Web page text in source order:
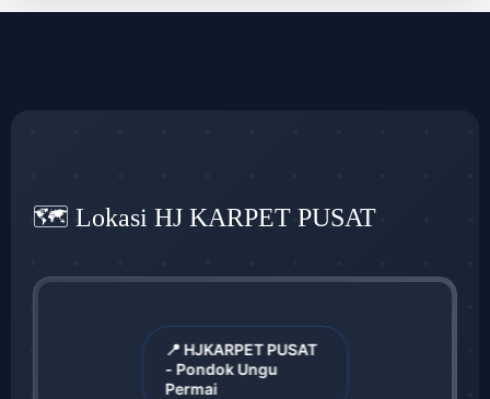
🗺️ Lokasi HJ KARPET PUSAT
📍 HJKARPET PUSAT
- Pondok Ungu
Permai